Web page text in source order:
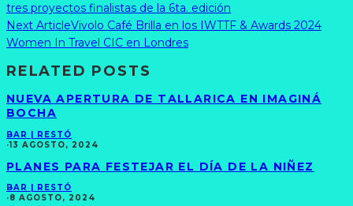
tres proyectos finalistas de la 6ta. edición
Next ArticleVivolo Café Brilla en los IWTTF & Awards 2024
Women In Travel CIC en Londres
RELATED POSTS
NUEVA APERTURA DE TALLARICA EN IMAGINÁ
BOCHA
BAR | RESTÓ
·13 AGOSTO, 2024
PLANES PARA FESTEJAR EL DÍA DE LA NIÑEZ
BAR | RESTÓ
·8 AGOSTO, 2024